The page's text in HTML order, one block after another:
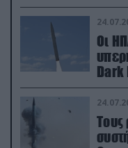
Οι
Dark
Τους